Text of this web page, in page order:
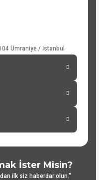
Ümraniye / İstanbul
İster Misin?
ilk siz haberdar olun."